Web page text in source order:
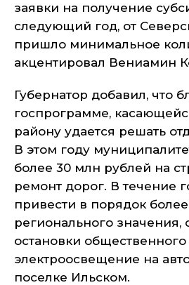
заявки на получение
следующий год, от
пришло минимальное
акцентировал Вениамин
Губернатор добавил, что
госпрограмме,
району удается решать
В этом году
более 30 млн рублей на
ремонт дорог. В течение
привести в порядок
регионального значения,
остановки общественного
электроосвещение на
поселке Ильском.